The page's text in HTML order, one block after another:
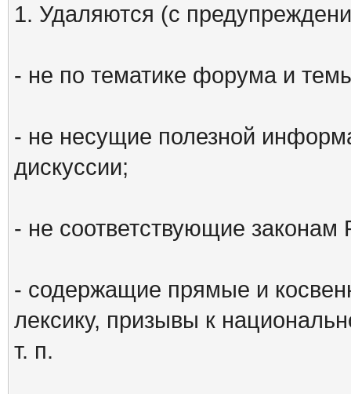
1. Удаляются (с
- не по тематике форума и
- не несущие полезной
дискуссии;
- не соответствующие законам
- содержащие прямые и
лексику, призывы к
т. п.